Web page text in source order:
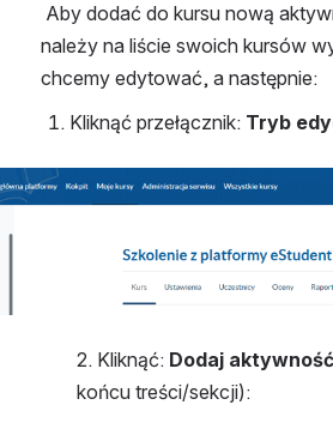
Aby dodać do kursu nową
należy na liście swoich kursów
chcemy edytować, a następnie:
Kliknąć przełącznik: Tryb
2. Kliknąć: Dodaj
końcu treści/sekcji):